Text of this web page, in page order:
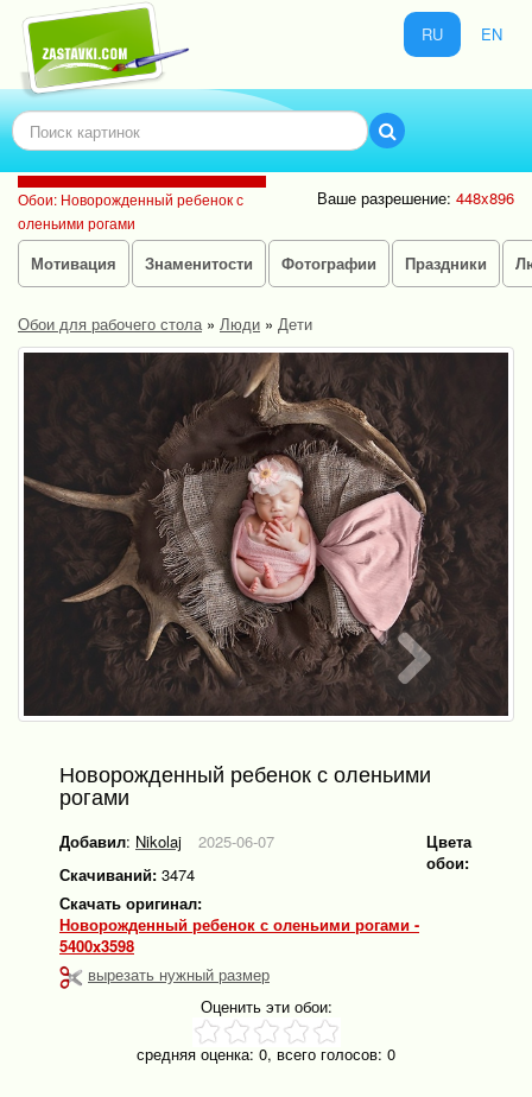
RU EN
Обои: Новорожденный ребенок с
оленьими рогами
Ваше разрешение: 448x896
Мотивация Знаменитости Фотографии Праздники
Обои для рабочего стола» Люди » Дети
Новорожденный ребенок с оленьими
рогами
Добавил: Nikolaj
2025-06-07
Скачиваний: 3474
Скачать оригинал:
Новорожденный ребенок с оленьими рогами -
5400x3598
вырезать нужный размер
Цвета
обои:
Оценить эти обои:
средняя оценка: 0, всего голосов: 0